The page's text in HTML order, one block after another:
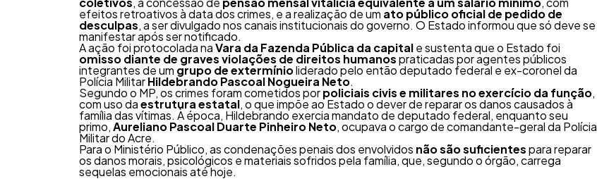
efeitos retroativos à data dos crimes, e a realização de um ato público oficial de pedido de
desculpas, a ser divulgado nos canais institucionais do governo. O Estado informou que só deve se
manifestar após ser notificado.
A ação foi protocolada naVara da Fazenda Pública da capitale sustenta que o Estado foi
omisso diante de graves violações de direitos humanospraticadas por agentes públicos
integrantes de um grupo de extermínioliderado pelo então deputado federal e ex-coronel da
Polícia MilitarHildebrando Pascoal Nogueira Neto.
Segundo o MP, os crimes foram cometidos porpoliciais civis e militares no exercício da função,
com uso daestrutura estatal, o que impõe ao Estado o dever de reparar os danos causados à
família das vítimas. À época, Hildebrando exercia mandato de deputado federal, enquanto seu
primo,Aureliano Pascoal Duarte Pinheiro Neto, ocupava o cargo de comandante-geral da Polícia
Militar do Acre.
Para o Ministério Público, as condenações penais dos envolvidos não são suficientespara reparar
os danos morais, psicológicos e materiais sofridos pela família, que, segundo o órgão, carrega
sequelas emocionais até hoje.